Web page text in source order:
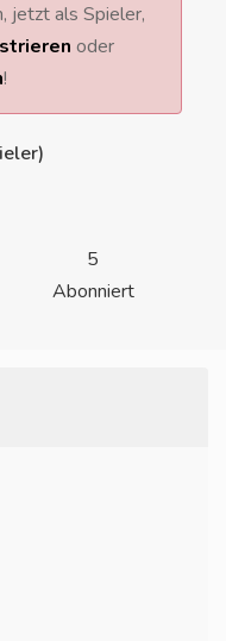
jetzt als Spieler,
oder
!
5
Abonniert